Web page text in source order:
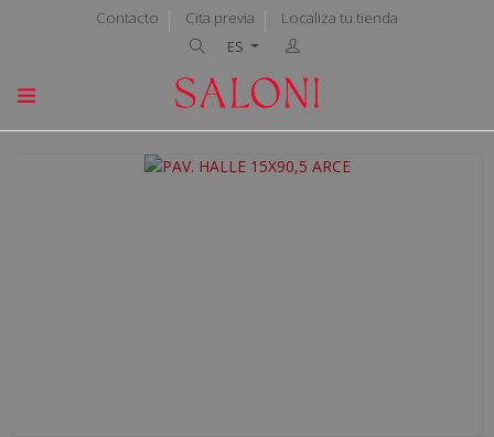
Contacto Cita previa
Localiza tu tienda
ES